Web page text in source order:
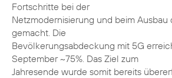
Fortschritte bei der
Netzmodernisierung und beim Ausbau
gemacht. Die
Bevölkerungsabdeckung mit 5G
September ~75%. Das Ziel zum
Jahresende wurde somit bereits